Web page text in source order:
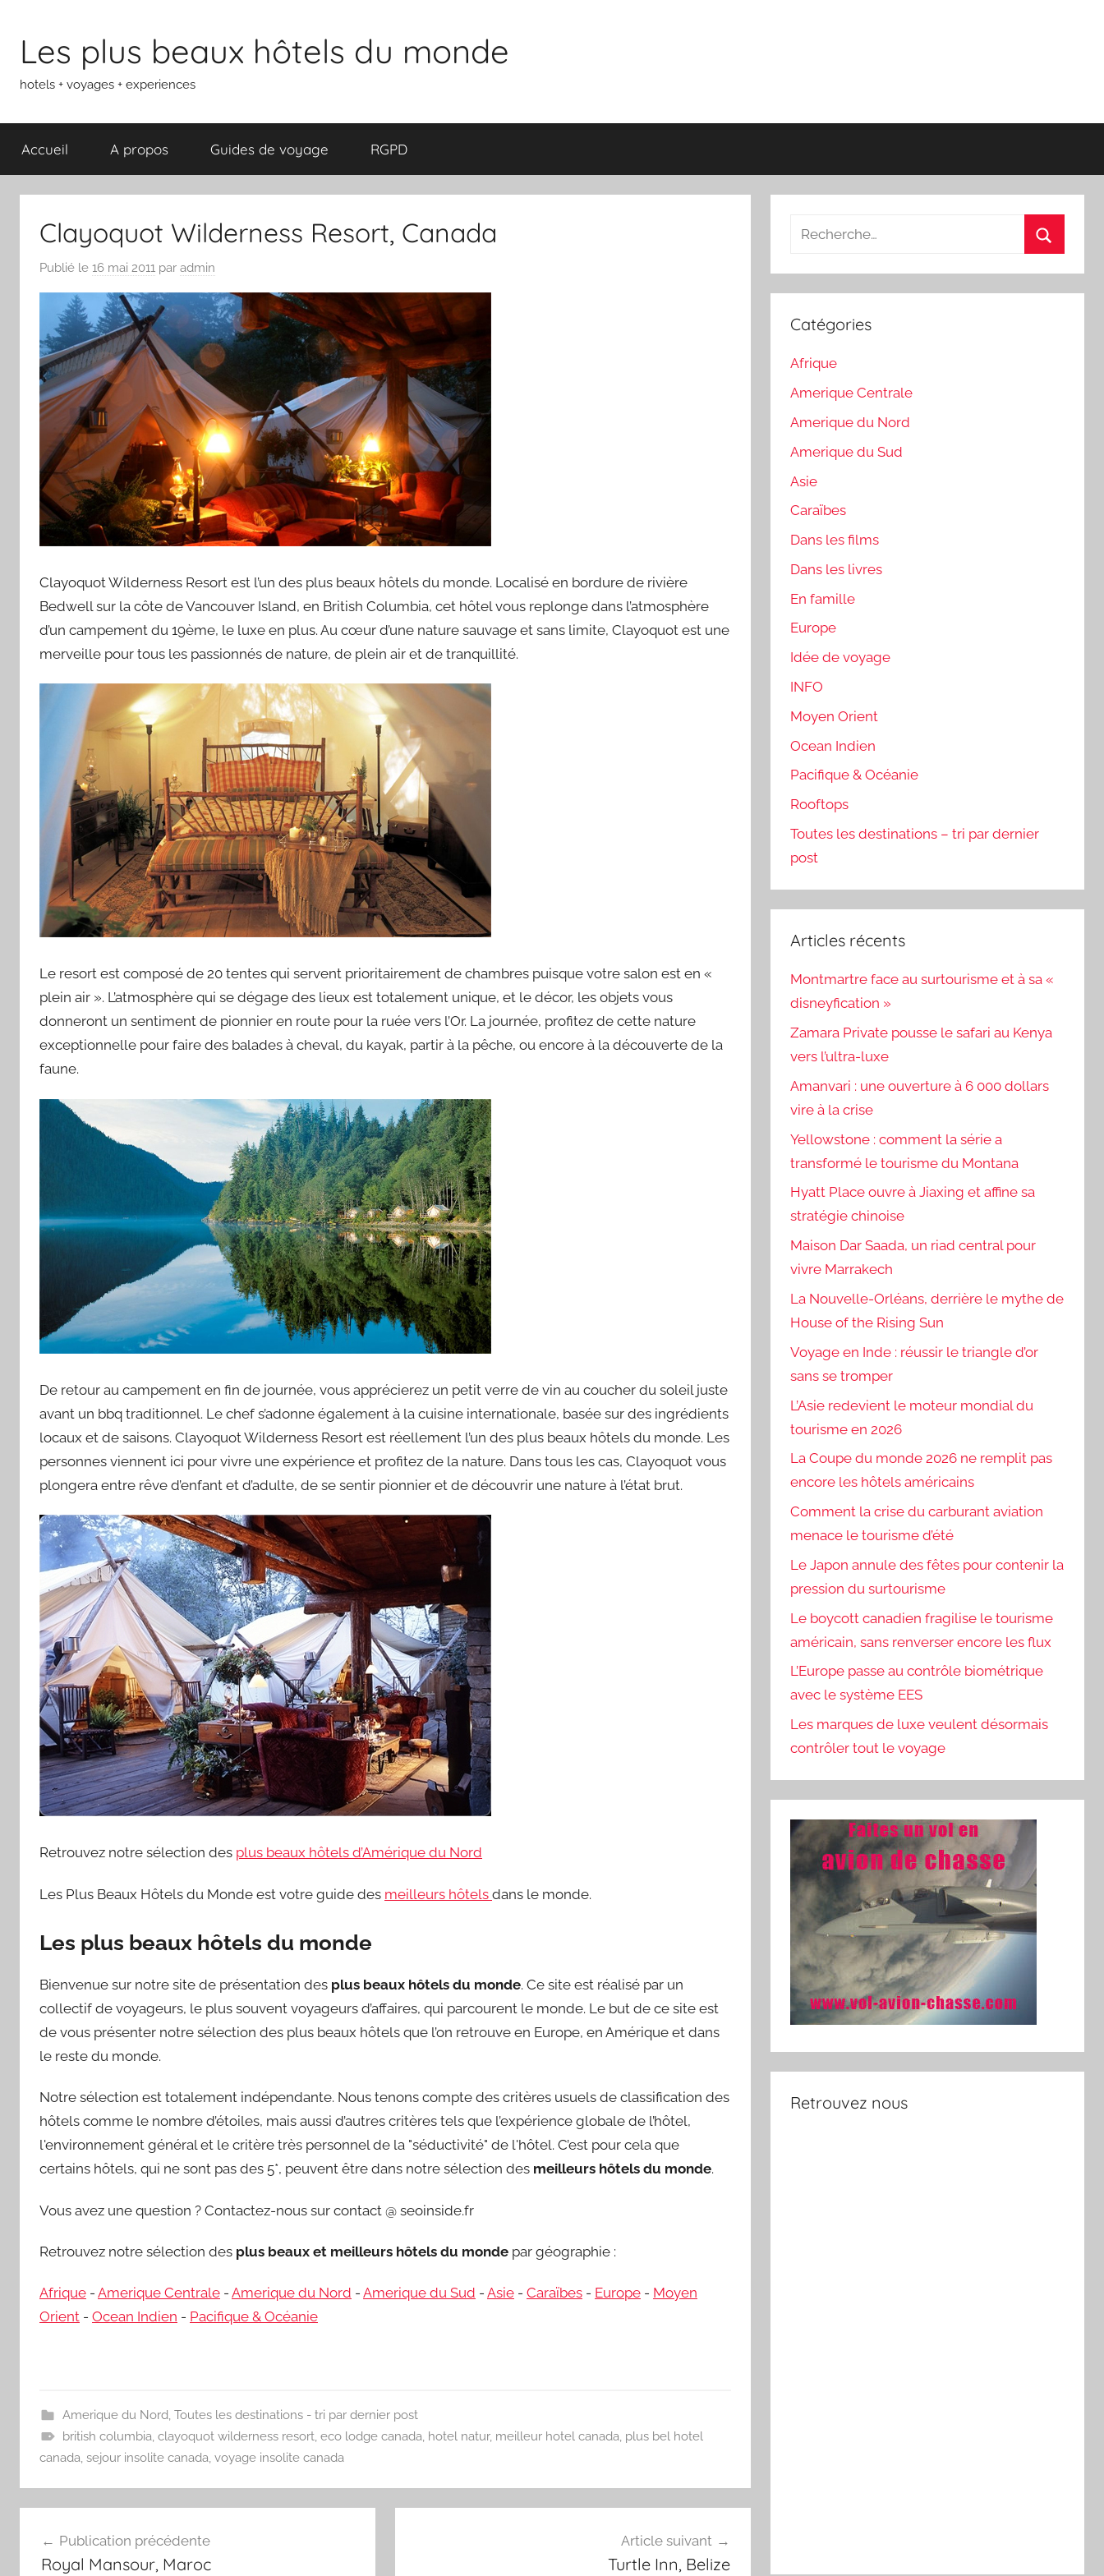
contenu
Les plus beaux hôtels du monde
hotels + voyages + experiences
Accueil A propos Guides de voyage RGPD
Clayoquot Wilderness Resort, Canada
Publié le 16 mai 2011 par admin
Clayoquot Wilderness Resort est l’un des plus beaux hôtels du monde. Localisé en bordure de rivière
Bedwell sur la côte de Vancouver Island, en British Columbia, cet hôtel vous replonge dans l’atmosphère
d’un campement du 19ème, le luxe en plus. Au cœur d’une nature sauvage et sans limite, Clayoquot est une
merveille pour tous les passionnés de nature, de plein air et de tranquillité.
Le resort est composé de 20 tentes qui servent prioritairement de chambres puisque votre salon est en «
plein air ». L’atmosphère qui se dégage des lieux est totalement unique, et le décor, les objets vous
donneront un sentiment de pionnier en route pour la ruée vers l’Or. La journée, profitez de cette nature
exceptionnelle pour faire des balades à cheval, du kayak, partir à la pêche, ou encore à la découverte de la
faune.
De retour au campement en fin de journée, vous apprécierez un petit verre de vin au coucher du soleil juste
avant un bbq traditionnel. Le chef s’adonne également à la cuisine internationale, basée sur des ingrédients
locaux et de saisons. Clayoquot Wilderness Resort est réellement l’un des plus beaux hôtels du monde. Les
personnes viennent ici pour vivre une expérience et profitez de la nature. Dans tous les cas, Clayoquot vous
plongera entre rêve d’enfant et d’adulte, de se sentir pionnier et de découvrir une nature à l’état brut.
Retrouvez notre sélection des plus beaux hôtels d’Amérique du Nord
Les Plus Beaux Hôtels du Monde est votre guide des meilleurs hôtels dans le monde.
Les plus beaux hôtels du monde
Bienvenue sur notre site de présentation des plus beaux hôtels du monde. Ce site est réalisé par un
collectif de voyageurs, le plus souvent voyageurs d’affaires, qui parcourent le monde. Le but de ce site est
de vous présenter notre sélection des plus beaux hôtels que l’on retrouve en Europe, en Amérique et dans
le reste du monde.
Notre sélection est totalement indépendante. Nous tenons compte des critères usuels de classification des
hôtels comme le nombre d’étoiles, mais aussi d’autres critères tels que l’expérience globale de l’hôtel,
l'environnement général et le critère très personnel de la "séductivité" de l'hôtel. C’est pour cela que
certains hôtels, qui ne sont pas des 5*, peuvent être dans notre sélection des meilleurs hôtels du monde.
Vous avez une question ? Contactez-nous sur contact @ seoinside.fr
Retrouvez notre sélection des plus beaux et meilleurs hôtels du monde par géographie :
Afrique - Amerique Centrale - Amerique du Nord - Amerique du Sud - Asie - Caraïbes - Europe - Moyen
Orient - Ocean Indien - Pacifique & Océanie
Amerique du Nord, Toutes les destinations - tri par dernier post
british columbia, clayoquot wilderness resort, eco lodge canada, hotel natur, meilleur hotel canada, plus bel hotel
canada, sejour insolite canada, voyage insolite canada
de
Publication précédente
Royal Mansour, Maroc
Article suivant
Turtle Inn, Belize
Recherche
:
Catégories
Afrique
Amerique Centrale
Amerique du Nord
Amerique du Sud
Asie
Caraïbes
Dans les films
Dans les livres
En famille
Europe
Idée de voyage
INFO
Moyen Orient
Ocean Indien
Pacifique & Océanie
Rooftops
Toutes les destinations – tri par dernier
post
Articles récents
Montmartre face au surtourisme et à sa «
disneyfication »
Zamara Private pousse le safari au Kenya
vers l’ultra-luxe
Amanvari : une ouverture à 6 000 dollars
vire à la crise
Yellowstone : comment la série a
transformé le tourisme du Montana
Hyatt Place ouvre à Jiaxing et affine sa
stratégie chinoise
Maison Dar Saada, un riad central pour
vivre Marrakech
La Nouvelle-Orléans, derrière le mythe de
House of the Rising Sun
Voyage en Inde : réussir le triangle d’or
sans se tromper
L’Asie redevient le moteur mondial du
tourisme en 2026
La Coupe du monde 2026 ne remplit pas
encore les hôtels américains
Comment la crise du carburant aviation
menace le tourisme d’été
Le Japon annule des fêtes pour contenir la
pression du surtourisme
Le boycott canadien fragilise le tourisme
américain, sans renverser encore les flux
L’Europe passe au contrôle biométrique
avec le système EES
Les marques de luxe veulent désormais
contrôler tout le voyage
Retrouvez nous